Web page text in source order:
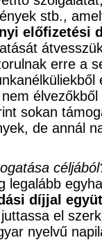
stb.,
előfizetési
erre a
sokan
de annál
legalább
díjjal
el
nyelvű